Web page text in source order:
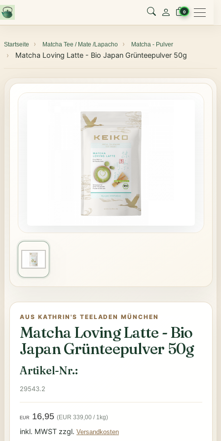
0 Menu
Startseite Matcha Tee / Mate /Lapacho Matcha - Pulver
Matcha Loving Latte - Bio Japan Grünteepulver 50g
AUS KATHRIN'S TEELADEN MÜNCHEN
Matcha Loving Latte - Bio
Japan Grünteepulver 50g
Artikel-Nr.:
29543.2
EUR 16,95 (EUR 339,00 / 1kg)
inkl. MWST zzgl. Versandkosten